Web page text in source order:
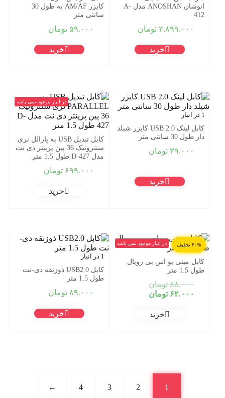
انوشان ANOSHAN مدل A-
412
۲.۸۹۹.۰۰۰ تومان
خرید
کایزر AM/AF به طول 30
سانتی متر
۵۹.۰۰۰ تومان
خرید
1 در انبار
کابل لینک USB 2.0 کایزر شیلد
دار طول 30 سانتی متر
۳۹.۰۰۰ تومان
خرید
در انبار موجود نمی باشد
کابل تبدیل USB به پارالل نری
سنترونیک 36 پین پرینتر دی نت
مدل D-427 طول 1.5 متر
۶۹۹.۰۰۰ تومان
خرید
۳۰% تخفیف در انبار موجود نمی باشد
کابل مینی یو اس بی رویال
طول 1.5 متر
۸۸.۰۰۰ تومانقیمت
۶۲.۰۰۰ تومان
خرید
1 در انبار
کابل USB2.0 ذوزنقه دی-نت
طول 1.5 متر
۸۹.۰۰۰ تومان
خرید
1
2
3
4
←